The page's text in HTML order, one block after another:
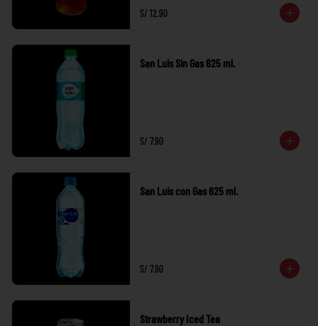
S/ 12.90
San Luis Sin Gas 625 ml.
S/ 7.90
San Luis con Gas 625 ml.
S/ 7.90
Strawberry Iced Tea